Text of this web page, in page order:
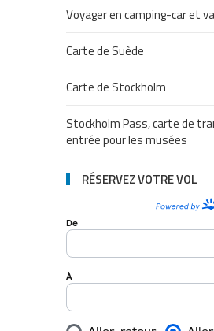
Voyager en camping-car et
Carte de Suède
Carte de Stockholm
Stockholm Pass, carte de
entrée pour les musées
RÉSERVEZ VOTRE VOL